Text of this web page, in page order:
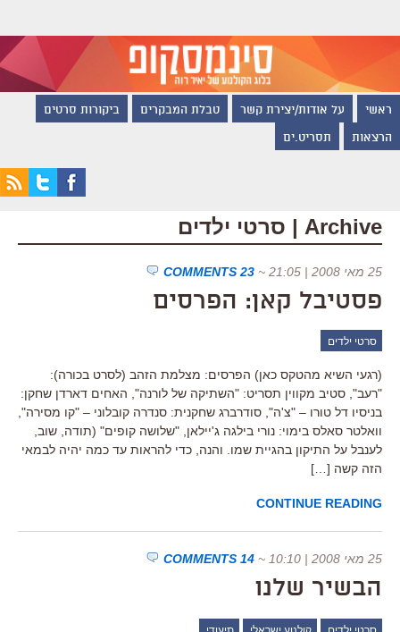
ראשי על אודות/יצירת קשר טבלת המבקרים ביקורות סרטים
הרצאות תסריט.ים
Archive | סרטי ילדים
25 מאי 2008 | 21:05 ~
23 COMMENTS
פסטיבל קאן: הפרסים
סרטי ילדים
(רגעי השיא מהטקס כאן) הפרסים: מצלמת הזהב (לסרט בכורה):
"רעב", סטיב מקווין תסריט: "השתיקה של לורנה", האחים דארדן שחקן:
בניסיו דל טורו – "צ'ה", סודרברג שחקנית: סנדרה קובלוני – "קו מסירה",
וואלטר סאלס בימוי: נורי בילגה ג'יילאן, "שלושה קופים" (תודה, שוב,
לענבל על התיקון בהגיית שמו. והנה, כדי להראות עד כמה יהיה לבמאי
הזה קשה […]
CONTINUE READING
25 מאי 2008 | 10:10 ~
14 COMMENTS
הבשיר שלנו